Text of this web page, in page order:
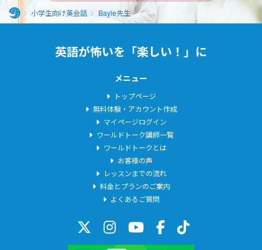
小学生向け英会話 Bayle先生
英語が怖いを「楽しい！」に
メニュー
トップページ
無料体験・アカウント作成
マイページログイン
ワールドトーク講師一覧
ワールドトークとは
お客様の声
レッスンまでの流れ
料金とプランのご案内
よくあるご質問